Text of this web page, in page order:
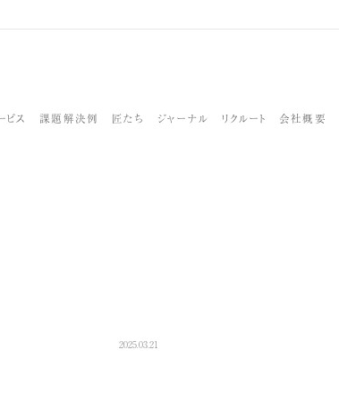
ビス 課題解決例 匠たち ジャーナル リクルート 会社概要
2025.03.21